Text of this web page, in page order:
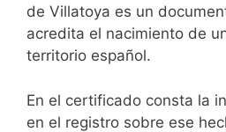
de Villatoya es un
acredita el nacimiento de
territorio español.
En el certificado consta la
en el registro sobre ese